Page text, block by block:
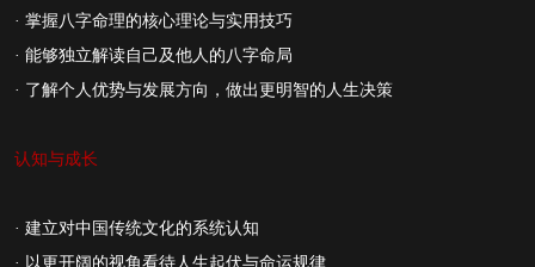
· 掌握八字命理的核心理论与实用技巧
· 能够独立解读自己及他人的八字命局
· 了解个人优势与发展方向，做出更明智的人生决策
认知与成长
· 建立对中国传统文化的系统认知
· 以更开阔的视角看待人生起伏与命运规律